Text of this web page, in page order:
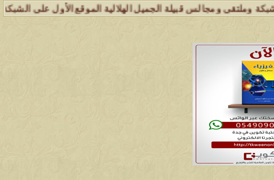
ومجالس قبيلة الجميل الهلالية الموقع الأول على الشبكة